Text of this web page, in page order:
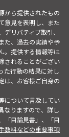
から提供されたもの
意見を表明し、また
リバティブ取引、
た、過去の実績や予
。提供する情報等は
されることがござい
た行動の結果に対し
は、お客様ご自身の
について言及してい
なりますので、詳し
「目論見書」、「目
数料などの重要事項